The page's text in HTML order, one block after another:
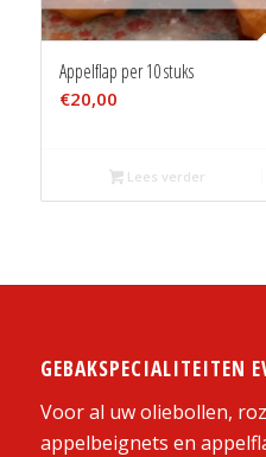
Appelflap per 10 stuks
€20,00
Lees verder
GEBAKSPECIALITEITEN
Voor al uw oliebollen,
appelbeignets en